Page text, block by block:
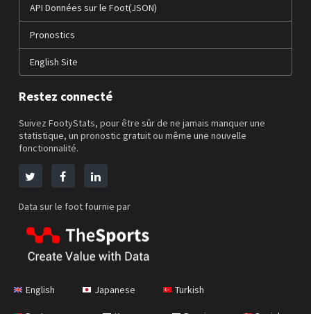
API Données sur le Foot(JSON)
Pronostics
English Site
Restez connecté
Suivez FootyStats, pour être sûr de ne jamais manquer une
statistique, un pronostic gratuit ou même une nouvelle
fonctionnalité.
Data sur le foot fournie par
English Japanese Turkish